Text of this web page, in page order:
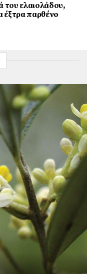
του ελαιολάδου,
έξτρα παρθένο